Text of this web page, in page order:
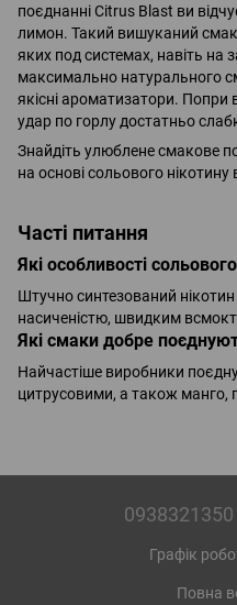
поєднанні Citrus Blast ви
лимон. Такий вишуканий
яких под системах, навіть на
максимально натурального
якісні ароматизатори. Попри
удар по горлу достатньо
Знайдіть улюблене смакове
на основі сольового нікотину
Часті питання
Які особливості
Штучно синтезований
насиченістю, швидким
Які смаки добре
Найчастіше виробники
цитрусовими, а також манго,
0938321350
Графік
Повна